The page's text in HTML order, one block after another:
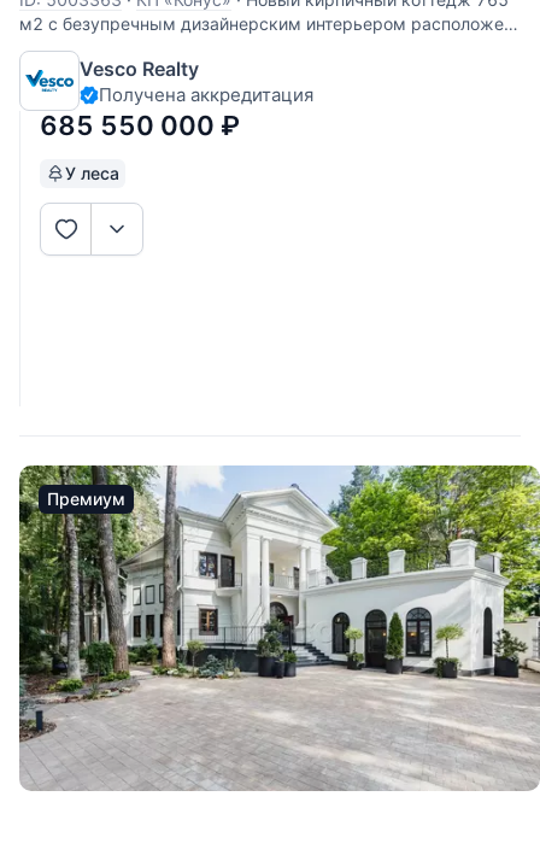
м2 с безупречным дизайнерским интерьером расположен
на приватном лесном участке 15 соток. Дом полностью
готов к проживанию - меблирован и укомплектован всей
необходимой бытовой техникой. Фасад дома отделан
клинкерной
Vesco Realty
Получена аккредитация
685 550 000 ₽
У леса
Премиум